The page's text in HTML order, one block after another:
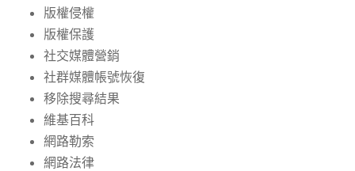
版權侵權
版權保護
社交媒體營銷
社群媒體帳號恢復
移除搜尋結果
維基百科
網路勒索
網路法律